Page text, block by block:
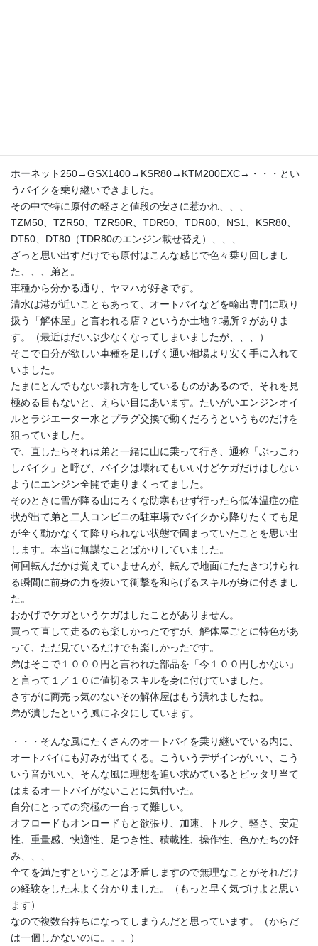
ホーネット250→GSX1400→KSR80→KTM200EXC→・・・とい
うバイクを乗り継いできました。
その中で特に原付の軽さと値段の安さに惹かれ、、、
TZM50、TZR50、TZR50R、TDR50、TDR80、NS1、KSR80、
DT50、DT80（TDR80のエンジン載せ替え）、、、
ざっと思い出すだけでも原付はこんな感じで色々乗り回しまし
た、、、弟と。
車種から分かる通り、ヤマハが好きです。
清水は港が近いこともあって、オートバイなどを輸出専門に取り
扱う「解体屋」と言われる店？というか土地？場所？がありま
す。（最近はだいぶ少なくなってしまいましたが、、、）
そこで自分が欲しい車種を足しげく通い相場より安く手に入れて
いました。
たまにとんでもない壊れ方をしているものがあるので、それを見
極める目もないと、えらい目にあいます。たいがいエンジンオイ
ルとラジエーター水とプラグ交換で動くだろうというものだけを
狙っていました。
で、直したらそれは弟と一緒に山に乗って行き、通称「ぶっこわ
しバイク」と呼び、バイクは壊れてもいいけどケガだけはしない
ようにエンジン全開で走りまくってました。
そのときに雪が降る山にろくな防寒もせず行ったら低体温症の症
状が出て弟と二人コンビニの駐車場でバイクから降りたくても足
が全く動かなくて降りられない状態で固まっていたことを思い出
します。本当に無謀なことばかりしていました。
何回転んだかは覚えていませんが、転んで地面にたたきつけられ
る瞬間に前身の力を抜いて衝撃を和らげるスキルが身に付きまし
た。
おかげでケガというケガはしたことがありません。
買って直して走るのも楽しかったですが、解体屋ごとに特色があ
って、ただ見ているだけでも楽しかったです。
弟はそこで１０００円と言われた部品を「今１００円しかない」
と言って１／１０に値切るスキルを身に付けていました。
さすがに商売っ気のないその解体屋はもう潰れましたね。
弟が潰したという風にネタにしています。
・・・そんな風にたくさんのオートバイを乗り継いでいる内に、
オートバイにも好みが出てくる。こういうデザインがいい、こう
いう音がいい、そんな風に理想を追い求めているとピッタリ当て
はまるオートバイがないことに気付いた。
自分にとっての究極の一台って難しい。
オフロードもオンロードもと欲張り、加速、トルク、軽さ、安定
性、重量感、快適性、足つき性、積載性、操作性、色かたちの好
み、、、
全てを満たすということは矛盾しますので無理なことがそれだけ
の経験をした末よく分かりました。（もっと早く気づけよと思い
ます）
なので複数台持ちになってしまうんだと思っています。（からだ
は一個しかないのに。。。）